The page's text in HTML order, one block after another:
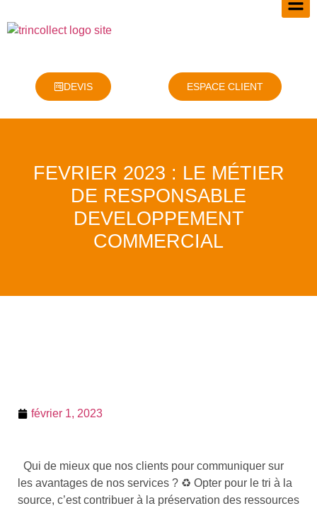
DEVIS ESPACE CLIENT
FEVRIER 2023 : LE MÉTIER
DE RESPONSABLE
DEVELOPPEMENT
COMMERCIAL
février 1, 2023
Qui de mieux que nos clients pour communiquer sur
les avantages de nos services ? ♻️ Opter pour le tri à la
source, c’est contribuer à la préservation des ressources